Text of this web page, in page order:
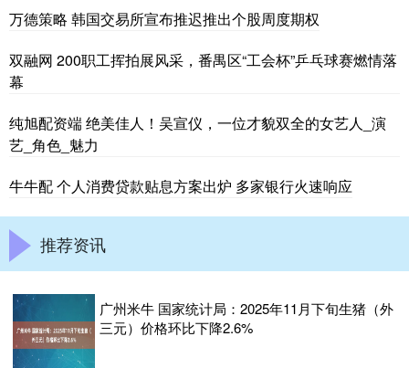
万德策略 韩国交易所宣布推迟推出个股周度期权
双融网 200职工挥拍展风采，番禺区“工会杯”乒乓球赛燃情落
幕
纯旭配资端 绝美佳人！吴宣仪，一位才貌双全的女艺人_演
艺_角色_魅力
牛牛配 个人消费贷款贴息方案出炉 多家银行火速响应
推荐资讯
广州米牛 国家统计局：2025年11月下旬生猪（外
三元）价格环比下降2.6%